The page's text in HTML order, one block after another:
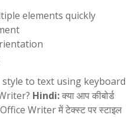
elements quickly
style to text using keyboard
Hindi:क्या आप कीबोर्ड
Writer में टेक्स्ट पर स्टाइल